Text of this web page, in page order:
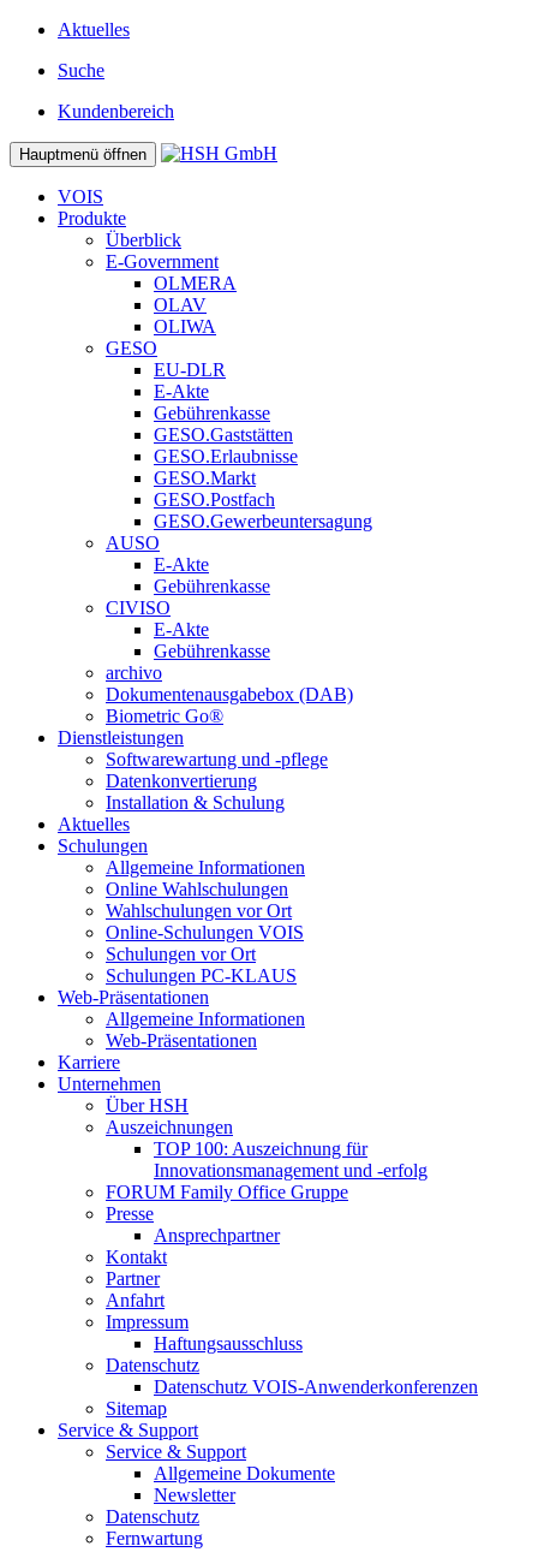
Aktuelles
Suche
Kundenbereich
Hauptmenü öffnen
VOIS
Produkte
Überblick
E-Government
OLMERA
OLAV
OLIWA
GESO
EU-DLR
E-Akte
Gebührenkasse
GESO.Gaststätten
GESO.Erlaubnisse
GESO.Markt
GESO.Postfach
GESO.Gewerbeuntersagung
AUSO
E-Akte
Gebührenkasse
CIVISO
E-Akte
Gebührenkasse
archivo
Dokumentenausgabebox (DAB)
Biometric Go®
Dienstleistungen
Softwarewartung und -pflege
Datenkonvertierung
Installation & Schulung
Aktuelles
Schulungen
Allgemeine Informationen
Online Wahlschulungen
Wahlschulungen vor Ort
Online-Schulungen VOIS
Schulungen vor Ort
Schulungen PC-KLAUS
Web-Präsentationen
Allgemeine Informationen
Web-Präsentationen
Karriere
Unternehmen
Über HSH
Auszeichnungen
TOP 100: Auszeichnung für
Innovationsmanagement und -erfolg
FORUM Family Office Gruppe
Presse
Ansprechpartner
Kontakt
Partner
Anfahrt
Impressum
Haftungsausschluss
Datenschutz
Datenschutz VOIS-Anwenderkonferenzen
Sitemap
Service & Support
Service & Support
Allgemeine Dokumente
Newsletter
Datenschutz
Fernwartung